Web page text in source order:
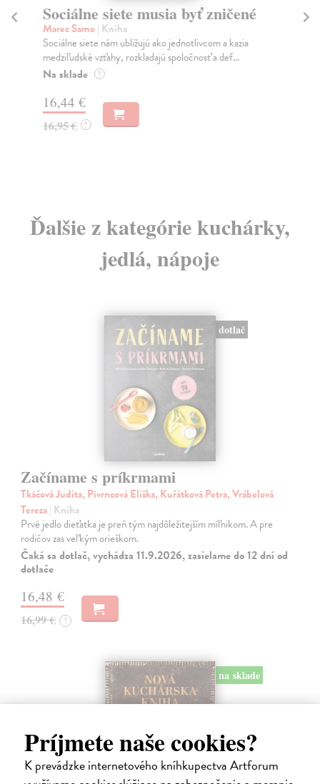
Príjmete naše cookies?
K prevádzke internetového kníhkupectva Artforum
Sociálne siete musia byť zničené
Marec Samo| Kniha
Sociálne siete nám ubližujú ako jednotlivcom a kazia
medziľudské vzťahy, rozkladajú spoločnosť a def...
Na sklade ?
16,44 €
16,95 € ?
Ďalšie z kategórie kuchárky,
jedlá, nápoje
dotlač
Začíname s príkrmami
Tkáčová Judita, Pivrncová Eliška, Kuřátková Petra, Vrábelová
Tereza| Kniha
Prvé jedlo dieťatka je preň tým najdôležitejším míľnikom. A pre
rodičov zas veľkým orieškom.
Čaká sa dotlač, vychádza 11.9.2026, zasielame do 12 dní od
dotlače
16,48 €
16,99 € ?
na sklade